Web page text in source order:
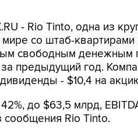
- Rio Tinto, одна из
со штаб-
свободным денежным
предыдущий год.
- $10,4 на
до $63,5 млрд,
сообщения Rio Tinto.